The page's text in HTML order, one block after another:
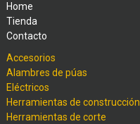
Home
Tienda
Contacto
Accesorios
Alambres de púas
Eléctricos
Herramientas de construcción
Herramientas de corte